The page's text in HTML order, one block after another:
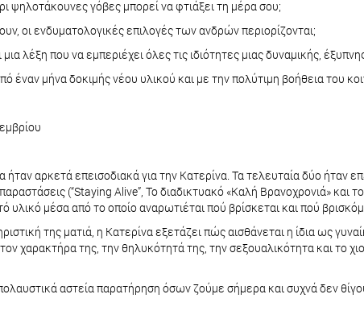
ψηλοτάκουνες γόβες μπορεί να φτιάξει τη μέρα σου;
οι ενδυματολογικές επιλογές των ανδρών περιορίζονται;
λέξη που να εμπεριέχει όλες τις ιδιότητες μιας δυναμικής,
έναν μήνα δοκιμής νέου υλικού και με την πολύτιμη βοήθεια του
ήταν αρκετά επεισοδιακά για την Κατερίνα. Τα τελευταία δύο ήταν
(“Staying Alive”, Το διαδικτυακό «Καλή Βρανοχρονιά»
υλικό μέσα από το οποίο αναρωτιέται πού βρίσκεται και πού
της ματιά, η Κατερίνα εξετάζει πώς αισθάνεται η ίδια ως
χαρακτήρα της, την θηλυκότητά της, την σεξουαλικότητα και το
αστεία παρατήρηση όσων ζούμε σήμερα και συχνά δεν